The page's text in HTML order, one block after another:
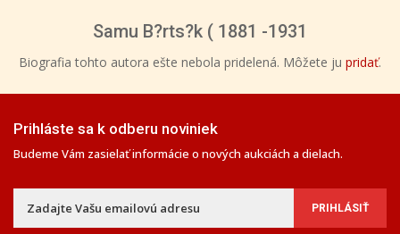
Samu B?rts?k ( 1881 -1931
Biografia tohto autora ešte nebola pridelená. Môžete ju pridať.
Prihláste sa k odberu noviniek
Budeme Vám zasielať informácie o nových aukciách a dielach.